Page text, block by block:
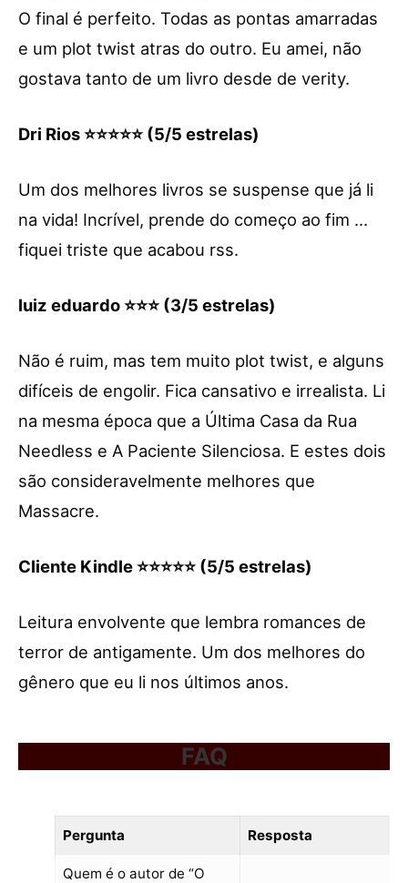
O final é perfeito. Todas as pontas amarradas
e um plot twist atras do outro. Eu amei, não
gostava tanto de um livro desde de verity.
Dri Rios ⭐⭐⭐⭐⭐ (5/5 estrelas)
Um dos melhores livros se suspense que já li
na vida! Incrível, prende do começo ao fim …
fiquei triste que acabou rss.
luiz eduardo ⭐⭐⭐ (3/5 estrelas)
Não é ruim, mas tem muito plot twist, e alguns
difíceis de engolir. Fica cansativo e irrealista. Li
na mesma época que a Última Casa da Rua
Needless e A Paciente Silenciosa. E estes dois
são consideravelmente melhores que
Massacre.
Cliente Kindle ⭐⭐⭐⭐⭐ (5/5 estrelas)
Leitura envolvente que lembra romances de
terror de antigamente. Um dos melhores do
gênero que eu li nos últimos anos.
FAQ
Pergunta Resposta
Quem é o autor de “O